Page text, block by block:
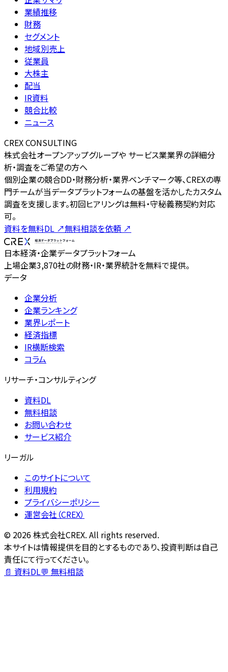
業績推移
財務
セグメント
地域別売上
従業員
大株主
配当
IR資料
競合比較
ニュース
CREX CONSULTING
株式会社オープンアップグループや サービス業業界の詳細分
析・調査をご希望の方へ
個別企業の競合DD・財務分析・業界ベンチマーク等、CREXの専
門チームが当データプラットフォームの基盤を活かしたカスタム
調査を支援します。初回ヒアリングは無料・守秘義務契約対応
可。
資料を無料DL ↗無料相談を依頼 ↗
日本経済・企業データプラットフォーム
上場企業3,870社の財務・IR・業界統計を無料で提供。
データ
企業分析
企業ランキング
業界レポート
経済指標
IR横断検索
コラム
リサーチ・コンサルティング
資料DL
無料相談
お問い合わせ
サービス紹介
リーガル
このサイトについて
利用規約
プライバシーポリシー
運営会社（CREX）
© 2026株式会社CREX. All rights reserved.
本サイトは情報提供を目的とするものであり、投資判断は自己
責任にて行ってください。
📄 資料DL💬 無料相談